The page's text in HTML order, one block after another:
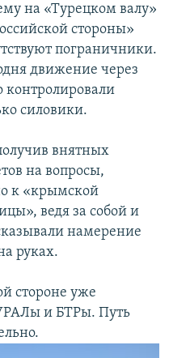
на «Турецком валу»
стороны»
пограничники.
движение через
контролировали
силовики.
внятных
на вопросы,
к «крымской
ведя за собой и
намерение
руках.
стороне уже
и БТРы. Путь